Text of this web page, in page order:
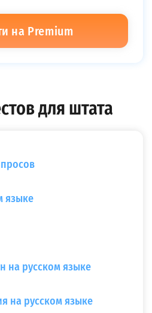
на Premium
для штата
языке
на русском языке
на русском языке